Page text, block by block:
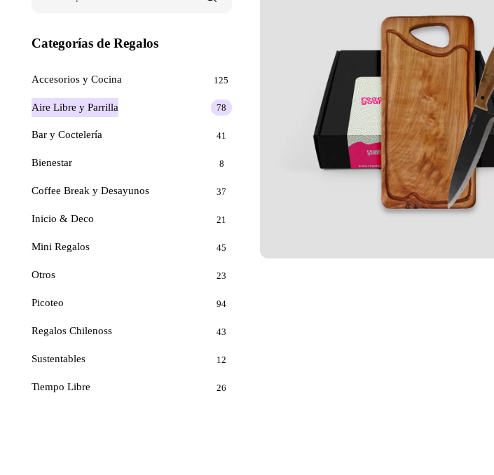
Categorías de Regalos
Accesorios y Cocina 125
Aire Libre y Parrilla 78
Bar y Coctelería 41
Bienestar 8
Coffee Break y Desayunos 37
Inicio & Deco 21
Mini Regalos 45
Otros 23
Picoteo 94
Regalos Chilenoss 43
Sustentables 12
Tiempo Libre 26